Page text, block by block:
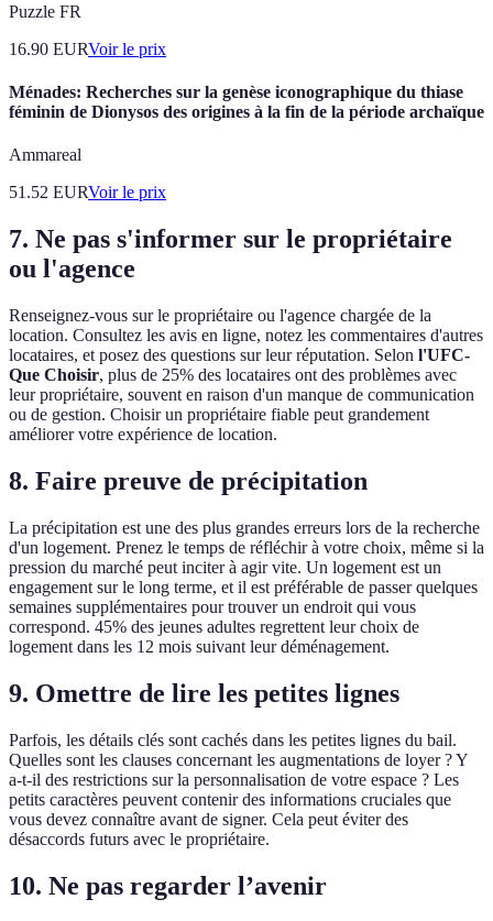
Puzzle FR
16.90 EURVoir le prix
Ménades: Recherches sur la genèse iconographique du thiase
féminin de Dionysos des origines à la fin de la période archaïque
Ammareal
51.52 EURVoir le prix
7. Ne pas s'informer sur le propriétaire
ou l'agence
Renseignez-vous sur le propriétaire ou l'agence chargée de la
location. Consultez les avis en ligne, notez les commentaires d'autres
locataires, et posez des questions sur leur réputation. Selon l'UFC-
Que Choisir, plus de 25% des locataires ont des problèmes avec
leur propriétaire, souvent en raison d'un manque de communication
ou de gestion. Choisir un propriétaire fiable peut grandement
améliorer votre expérience de location.
8. Faire preuve de précipitation
La précipitation est une des plus grandes erreurs lors de la recherche
d'un logement. Prenez le temps de réfléchir à votre choix, même si la
pression du marché peut inciter à agir vite. Un logement est un
engagement sur le long terme, et il est préférable de passer quelques
semaines supplémentaires pour trouver un endroit qui vous
correspond. 45% des jeunes adultes regrettent leur choix de
logement dans les 12 mois suivant leur déménagement.
9. Omettre de lire les petites lignes
Parfois, les détails clés sont cachés dans les petites lignes du bail.
Quelles sont les clauses concernant les augmentations de loyer ? Y
a-t-il des restrictions sur la personnalisation de votre espace ? Les
petits caractères peuvent contenir des informations cruciales que
vous devez connaître avant de signer. Cela peut éviter des
désaccords futurs avec le propriétaire.
10. Ne pas regarder l’avenir